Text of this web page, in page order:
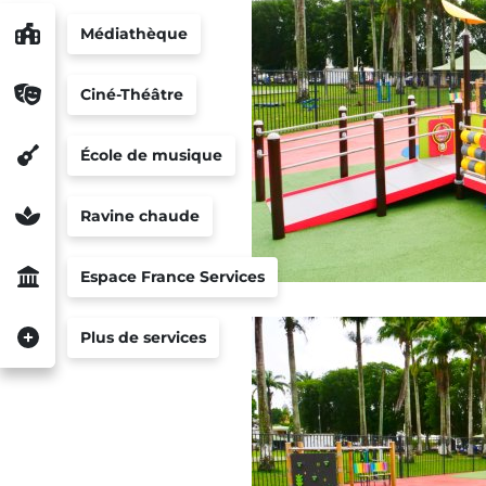
Médiathèque
Ciné-Théâtre
École de musique
Ravine chaude
Espace France Services
Plus de services